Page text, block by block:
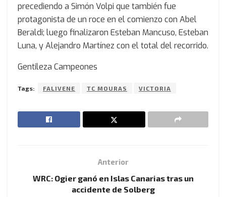
precediendo a Simón Volpi que también fue
protagonista de un roce en el comienzo con Abel
Beraldi; luego finalizaron Esteban Mancuso, Esteban
Luna, y Alejandro Martínez con el total del recorrido.
Gentileza Campeones
Tags: FALIVENE TC MOURAS VICTORIA
Anterior
WRC: Ogier ganó en Islas Canarias tras un
accidente de Solberg